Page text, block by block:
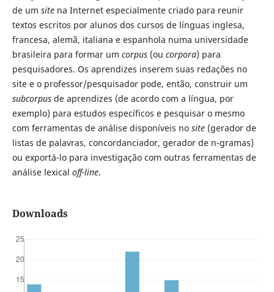
de um sitena Internet especialmente criado para reunir
textos escritos por alunos dos cursos de línguas inglesa,
francesa, alemã, italiana e espanhola numa universidade
brasileira para formar um corpus(ou corpora) para
pesquisadores. Os aprendizes inserem suas redações no
site e o professor/pesquisador pode, então, construir um
subcorpus de aprendizes (de acordo com a língua, por
exemplo) para estudos específicos e pesquisar o mesmo
com ferramentas de análise disponíveis no site(gerador de
listas de palavras, concordanciador, gerador de n-gramas)
ou exportá-lo para investigação com outras ferramentas de
análise lexical off-line.
Downloads